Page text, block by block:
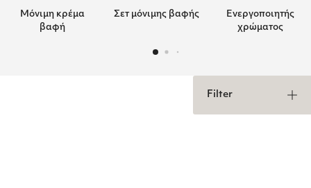
Μόνιμη κρέμα
βαφή
Σετ μόνιμης βαφής
Ενεργοποιητής
χρώματος
Filter